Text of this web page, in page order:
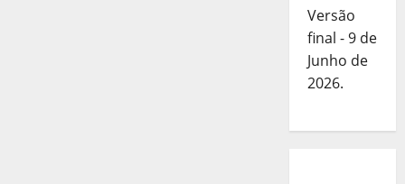
Versão
final - 9 de
Junho de
2026.